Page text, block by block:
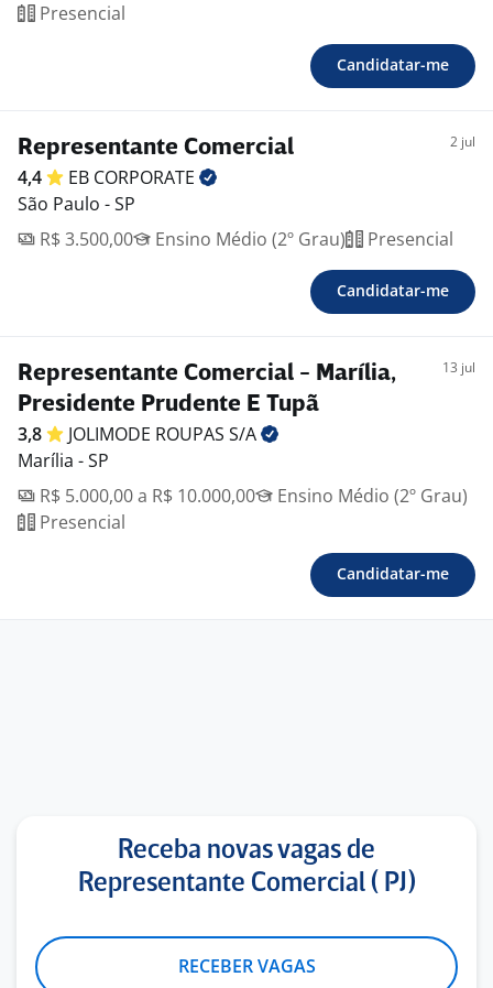
Presencial
Candidatar-me
Representante Comercial 2 jul
4,4 EB CORPORATE
São Paulo - SP
R$ 3.500,00
Ensino Médio (2º Grau) Presencial
Candidatar-me
Representante Comercial - Marília,
Presidente Prudente E Tupã
13 jul
3,8 JOLIMODE ROUPAS S/A
Marília - SP
R$ 5.000,00 a R$ 10.000,00
Ensino Médio (2º Grau)
Presencial
Candidatar-me
Receba novas vagas de
Representante Comercial ( PJ)
RECEBER VAGAS